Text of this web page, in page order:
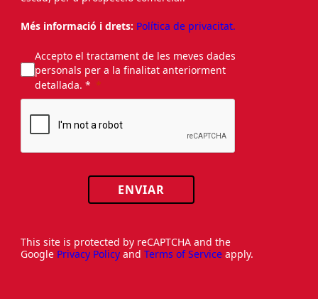
Més informació i drets: Política de privacitat.
Accepto el tractament de les meves dades
personals per a la finalitat anteriorment
detallada. *
ENVIAR
This site is protected by reCAPTCHA and the
Google Privacy Policy and Terms of Service apply.